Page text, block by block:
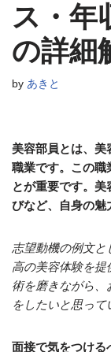
ス・年
の詳細
by あきと
美容部員とは、美
職業です。この職
とが重要です。
びなど、自身の魅
志望動機の例文
高の美容体験を
術を磨きながら
をしたいと思って
面接で気をつける